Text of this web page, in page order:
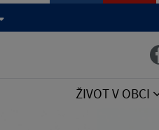
ŽIVOT V OBCI